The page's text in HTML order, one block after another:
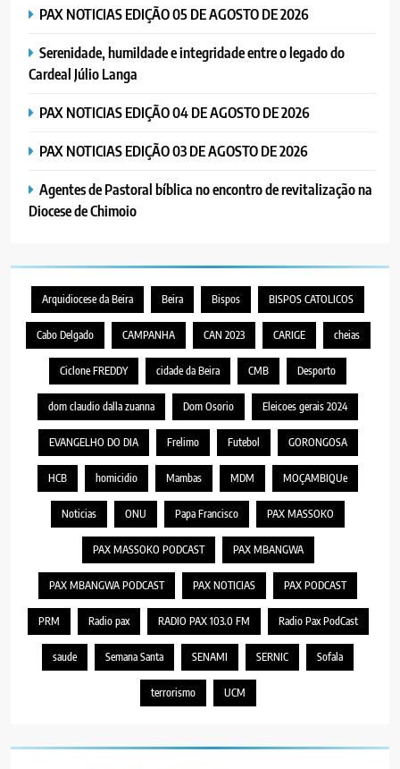
PAX NOTICIAS EDIÇÃO 05 DE AGOSTO DE 2026
Serenidade, humildade e integridade entre o legado do
Cardeal Júlio Langa
PAX NOTICIAS EDIÇÃO 04 DE AGOSTO DE 2026
PAX NOTICIAS EDIÇÃO 03 DE AGOSTO DE 2026
Agentes de Pastoral bíblica no encontro de revitalização na
Diocese de Chimoio
Arquidiocese da Beira Beira Bispos BISPOS CATOLICOS
Cabo Delgado CAMPANHA CAN 2023 CARIGE cheias
Ciclone FREDDY cidade da Beira CMB Desporto
dom claudio dalla zuanna Dom Osorio Eleicoes gerais 2024
EVANGELHO DO DIA Frelimo Futebol GORONGOSA
HCB homicidio Mambas MDM MOÇAMBIQUe
Noticias ONU Papa Francisco PAX MASSOKO
PAX MASSOKO PODCAST PAX MBANGWA
PAX MBANGWA PODCAST PAX NOTICIAS PAX PODCAST
PRM Radio pax RADIO PAX 103.0 FM Radio Pax PodCast
saude Semana Santa SENAMI SERNIC Sofala
terrorismo UCM